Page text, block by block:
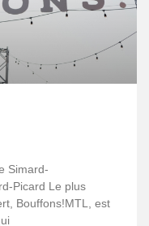
Simard-
Picard Le plus
Bouffons!MTL, est